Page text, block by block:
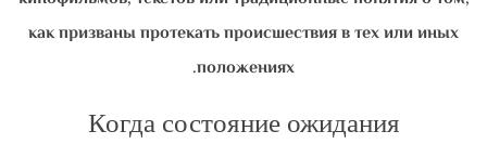
как призваны протекать происшествия в тех или иных
положениях.
Когда состояние ожидания